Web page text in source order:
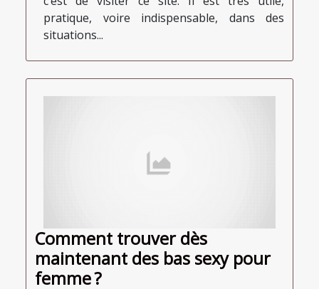
pratique, voire indispensable, dans des
situations...
Comment trouver dès
maintenant des bas sexy pour
femme ?